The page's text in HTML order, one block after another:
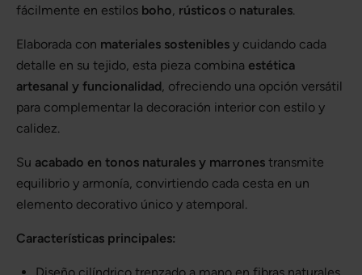
fácilmente en estilos boho, rústicos o naturales.
Elaborada con materiales sostenibles y cuidando cada
detalle en su tejido, esta pieza combina estética
artesanal y funcionalidad, ofreciendo una opción versátil
para complementar la decoración interior con estilo y
calidez.
Su acabado en tonos naturales y marrones transmite
equilibrio y armonía, convirtiendo cada cesta en un
elemento decorativo único y atemporal.
Características principales:
Diseño cilíndrico trenzado a mano en fibras naturales.